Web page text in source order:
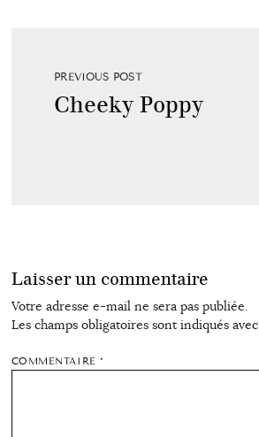
PREVIOUS POST
Cheeky Poppy
Laisser un commentaire
Votre adresse e-mail ne sera pas publiée.
Les champs obligatoires sont indiqués avec
COMMENTAIRE*